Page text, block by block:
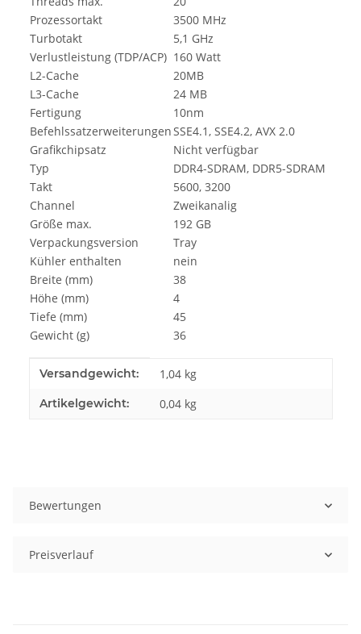
Prozessortakt
3500 MHz
Turbotakt
5,1 GHz
Verlustleistung (TDP/ACP) 160 Watt
L2-Cache
20MB
L3-Cache
24 MB
Fertigung
10nm
BefehlssatzerweiterungenSSE4.1, SSE4.2, AVX 2.0
Grafikchipsatz
Nicht verfügbar
Typ
DDR4-SDRAM, DDR5-SDRAM
Takt
5600, 3200
Channel
Zweikanalig
Größe max.
192 GB
Verpackungsversion
Tray
Kühler enthalten
nein
Breite (mm)
38
Höhe (mm)
4
Tiefe (mm)
45
Gewicht (g)
36
Produkteigenschaft
Wert
Versandgewicht: 1,04 kg
Artikelgewicht: 0,04 kg
Bewertungen
Preisverlauf